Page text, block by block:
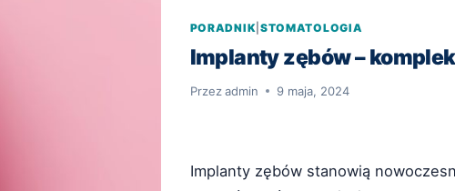
PORADNIK STOMATOLOGIA
Implanty zębów –
Przez admin 9 maja, 2024
Implanty zębów stanowią